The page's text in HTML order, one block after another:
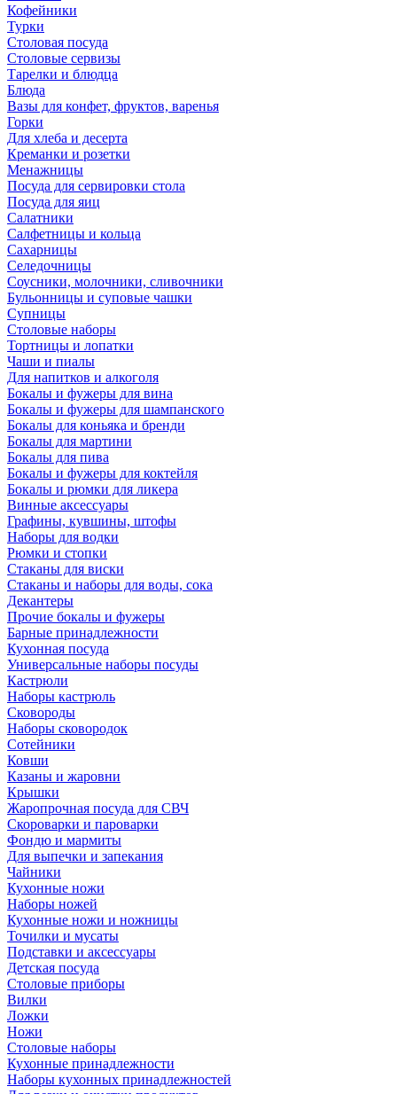
Кофейники
Турки
Столовая посуда
Столовые сервизы
Тарелки и блюдца
Блюда
Вазы для конфет, фруктов, варенья
Горки
Для хлеба и десерта
Креманки и розетки
Менажницы
Посуда для сервировки стола
Посуда для яиц
Салатники
Салфетницы и кольца
Сахарницы
Селедочницы
Соусники, молочники, сливочники
Бульонницы и суповые чашки
Супницы
Столовые наборы
Тортницы и лопатки
Чаши и пиалы
Для напитков и алкоголя
Бокалы и фужеры для вина
Бокалы и фужеры для шампанского
Бокалы для коньяка и бренди
Бокалы для мартини
Бокалы для пива
Бокалы и фужеры для коктейля
Бокалы и рюмки для ликера
Винные аксессуары
Графины, кувшины, штофы
Наборы для водки
Рюмки и стопки
Стаканы для виски
Стаканы и наборы для воды, сока
Декантеры
Прочие бокалы и фужеры
Барные принадлежности
Кухонная посуда
Универсальные наборы посуды
Кастрюли
Наборы кастрюль
Сковороды
Наборы сковородок
Сотейники
Ковши
Казаны и жаровни
Крышки
Жаропрочная посуда для СВЧ
Скороварки и пароварки
Фондю и мармиты
Для выпечки и запекания
Чайники
Кухонные ножи
Наборы ножей
Кухонные ножи и ножницы
Точилки и мусаты
Подставки и аксессуары
Детская посуда
Столовые приборы
Вилки
Ложки
Ножи
Столовые наборы
Кухонные принадлежности
Наборы кухонных принадлежностей